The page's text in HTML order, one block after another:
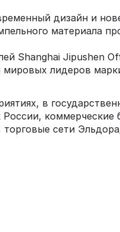
дизайн и
материала
Shanghai Jipushen
лидеров
в
сети